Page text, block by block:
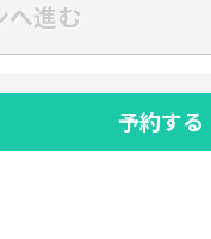
へ進む
予約する